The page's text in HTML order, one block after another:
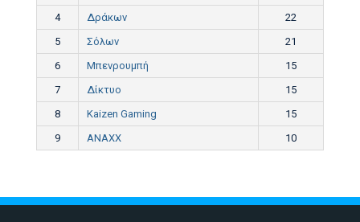
4
Δράκων
22
5
Σόλων
21
6
Μπενρουμπή
15
7
Δίκτυο
15
8
Kaizen Gaming
15
9
ANAXX 10